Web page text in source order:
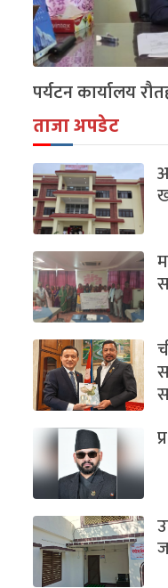
पर्यटन कार्यालय
ताजा अपडेट